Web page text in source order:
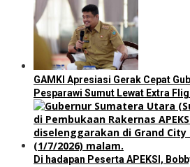
GAMKI Apresiasi Gerak Cepat
Pesparawi Sumut Lewat Extra
Di hadapan Peserta APEKSI,